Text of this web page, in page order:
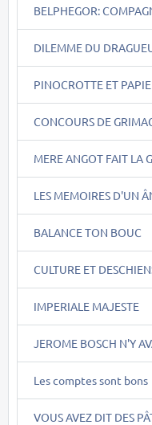
BELPHEGOR:
DILEMME DU
PINOCROTTE ET
CONCOURS DE
MERE ANGOT FAIT LA
LES MEMOIRES D'UN
BALANCE TON BOUC
CULTURE ET
IMPERIALE MAJESTE
JEROME BOSCH N'Y
Les comptes sont bons
VOUS AVEZ DIT DES